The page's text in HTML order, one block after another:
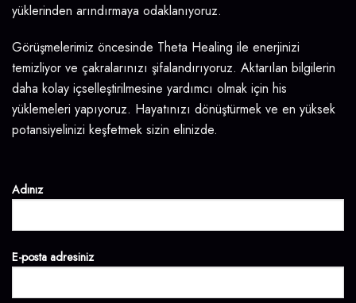
yüklerinden arındırmaya odaklanıyoruz.
Görüşmelerimiz öncesinde Theta Healing ile enerjinizi
temizliyor ve çakralarınızı şifalandırıyoruz. Aktarılan bilgilerin
daha kolay içselleştirilmesine yardımcı olmak için his
yüklemeleri yapıyoruz. Hayatınızı dönüştürmek ve en yüksek
potansiyelinizi keşfetmek sizin elinizde.
Adınız
E-posta adresiniz